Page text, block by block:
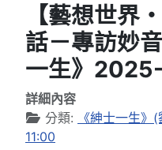
【藝想世界
話－專訪妙
一生》
詳細內容
分類:
《紳士一生
11:00